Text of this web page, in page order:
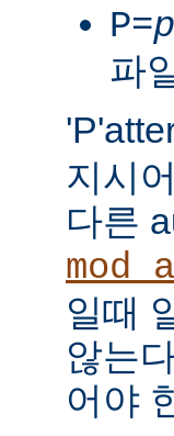
P=
파
지시
다른
일때
않는
어야